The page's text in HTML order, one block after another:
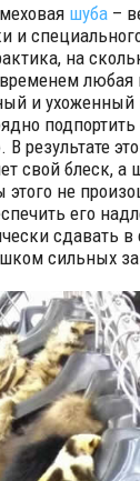
шуба–
и
на
любая
и
В результате
свой блеск,
этого не
его
сдавать
сильных